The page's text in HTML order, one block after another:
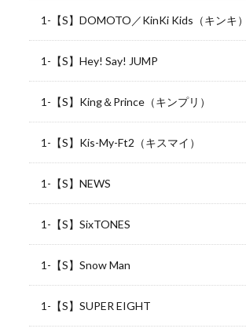
1-【S】DOMOTO／KinKi Kids（キンキ）
1-【S】Hey! Say! JUMP
1-【S】King＆Prince（キンプリ）
1-【S】Kis-My-Ft2（キスマイ）
1-【S】NEWS
1-【S】SixTONES
1-【S】Snow Man
1-【S】SUPER EIGHT